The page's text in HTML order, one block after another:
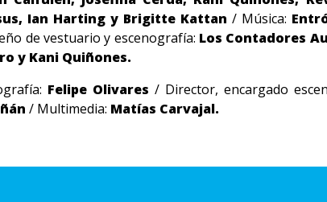
Ian Harting y Brigitte Kattan / Música:
de vestuario y escenografía: Los Contadores
y Kani Quiñones.
Felipe Olivares / Director, encargado
/ Multimedia: Matías Carvajal.